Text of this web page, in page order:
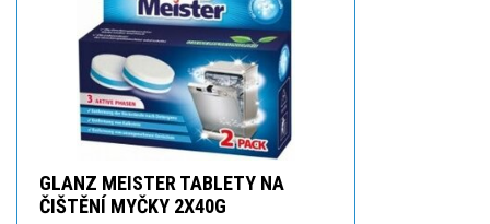
GLANZ MEISTER TABLETY NA
ČIŠTĚNÍ MYČKY 2X40G